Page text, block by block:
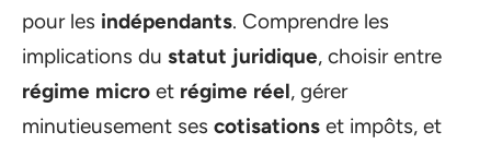
pour les indépendants. Comprendre les
implications du statut juridique, choisir entre
régime micro et régime réel, gérer
minutieusement ses cotisations et impôts, et